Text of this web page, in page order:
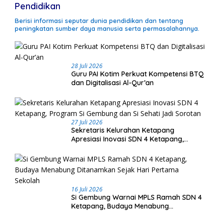
Pendidikan
Berisi informasi seputar dunia pendidikan dan tentang
peningkatan sumber daya manusia serta permasalahannya.
28 Juli 2026
Guru PAI Kotim Perkuat Kompetensi BTQ
dan Digitalisasi Al-Qur’an
27 Juli 2026
Sekretaris Kelurahan Ketapang
Apresiasi Inovasi SDN 4 Ketapang,
Sorotan
16 Juli 2026
Si Gembung Warnai MPLS Ramah SDN 4
Ketapang, Budaya Menabung